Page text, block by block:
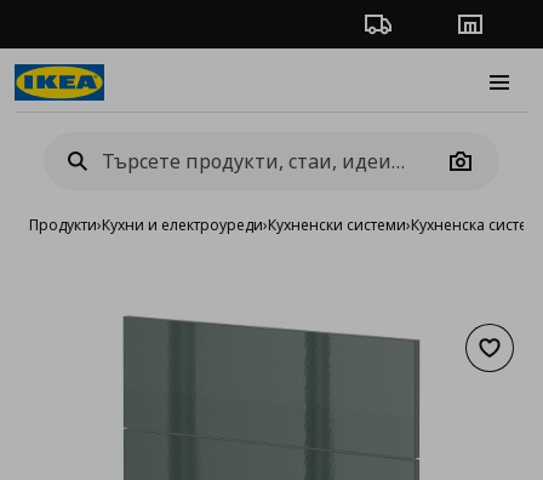
Проследяване на
Camera
Продукти›Кухни и електроуреди›Кухненски системи›Кухненска